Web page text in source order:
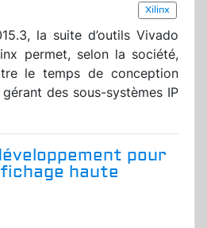
Xilinx
la suite d’outils Vivado
permet, selon la société,
le temps de conception
gérant des sous-systèmes IP
pour
haute